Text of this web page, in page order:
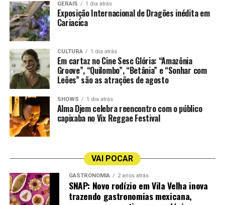
A temporada de 30 anos da CASACOR ES segue em
cartaz até o dia 8 de setembro.
Vila na Voz
Cais Jacarandá Pelissari
Agenda Musical da Semana na CASACOR ES 2026
Quando:
30 de julho a 02 de agosto
Programação:
Quinta-feira: Cais Jacarandá (Voz e Sax) | 19h
Sexta-feira: Vila na Voz (Voz e Violão) | 19h
Sábado: Anginha Buaiz e Fábio Calazans (Voz e Violão) |
19h
Domingo: Pelissari | 16h
Local:Área Gastronômica da CASACOR ES 2026
(Antigo Hotel Canto do Sol, Orla da Praia de Camburi,
GERAIS 1 dia atrás
Exposição Internacional de Dragões inédita em
Cariacica
CULTURA 1 dia atrás
Em cartaz no Cine Sesc Glória: “Amazônia
Groove”, “Quilombo”, “Betânia” e “Sonhar com
Leões” são as atrações de agosto
SHOWS 1 dia atrás
Alma Djem celebra reencontro com o público
capixaba no Vix Reggae Festival
VAI POCAR
GASTRONOMIA 2 anos atrás
SNAP: Novo rodízio em Vila Velha inova
trazendo gastronomias mexicana,